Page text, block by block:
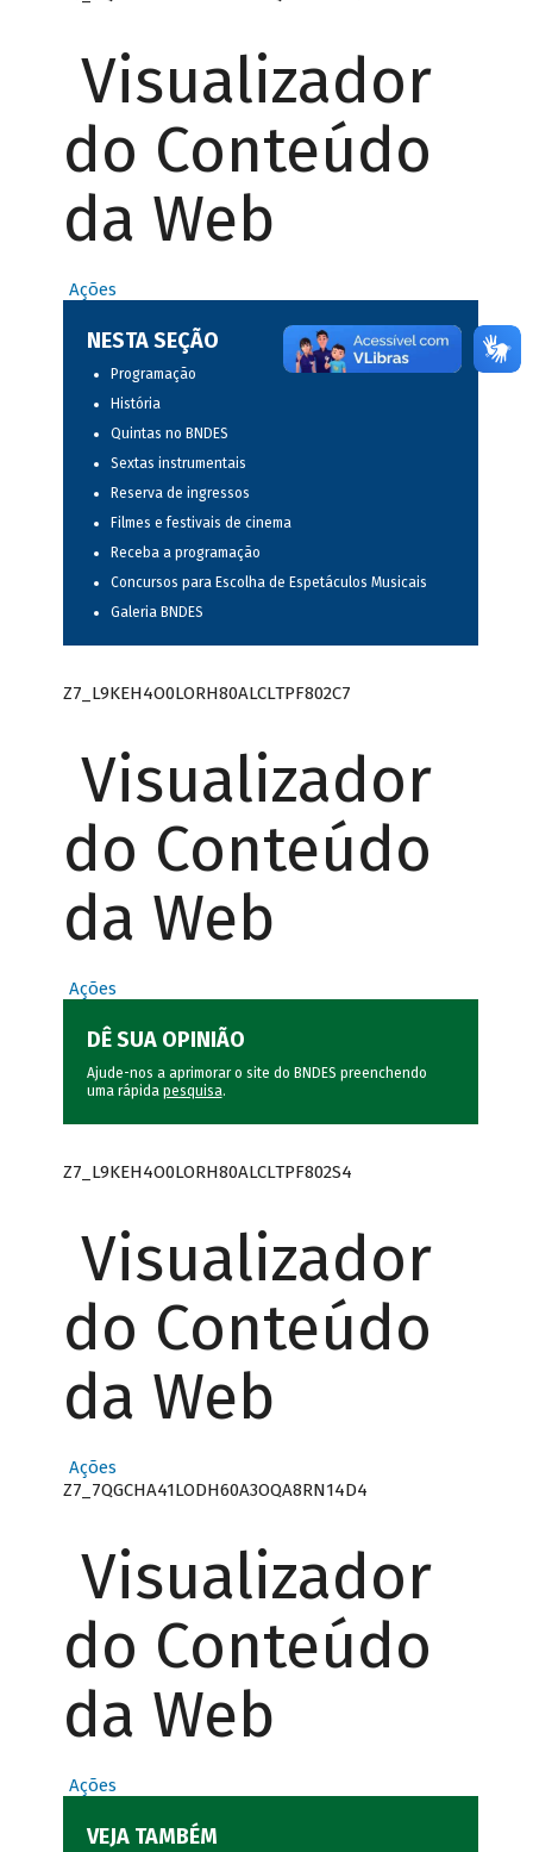
Visualizador
do Conteúdo
da Web
Ações
NESTA SEÇÃO
Programação
História
Quintas no BNDES
Sextas instrumentais
Reserva de ingressos
Filmes e festivais de cinema
Receba a programação
Concursos para Escolha de Espetáculos Musicais
Galeria BNDES
Z7_L9KEH4O0LORH80ALCLTPF802C7
Visualizador
do Conteúdo
da Web
Ações
DÊ SUA OPINIÃO
Ajude-nos a aprimorar o site do BNDES preenchendo
uma rápida pesquisa.
Z7_L9KEH4O0LORH80ALCLTPF802S4
Visualizador
do Conteúdo
da Web
Ações
Z7_7QGCHA41LODH60A3OQA8RN14D4
Visualizador
do Conteúdo
da Web
Ações
VEJA TAMBÉM